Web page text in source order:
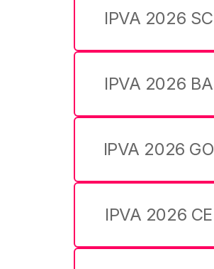
IPVA 2026 SC
IPVA 2026 BA
IPVA 2026 GO
IPVA 2026 CE